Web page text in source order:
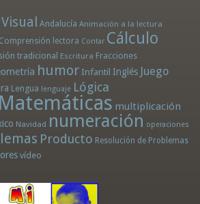
Andalucía Animación a la lectura
Comprensión lectora Contar Cálculo
tradicional Escritura Fracciones
humor Infantil Inglés Juego
Lengua lenguaje Lógica
Matemáticas multiplicación
Navidad numeración operaciones
Producto Resolución de Problemas
vídeo